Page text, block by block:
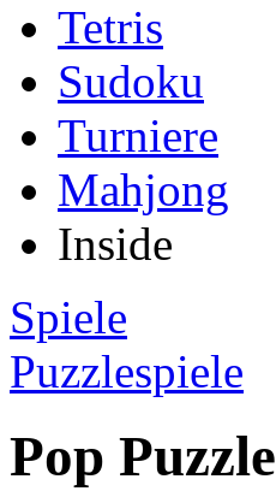
Tetris
Sudoku
Turniere
Mahjong
Inside
Spiele
Puzzlespiele
Pop Puzzle